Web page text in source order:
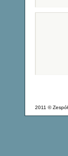
2011 ©